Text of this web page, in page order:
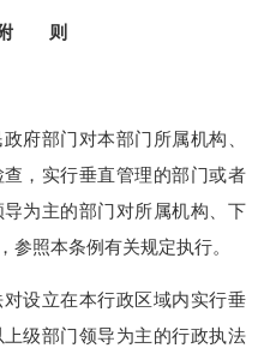
附 则
府部门对本部门所属机构、
，实行垂直管理的部门或者
为主的部门对所属机构、下
参照本条例有关规定执行。
设立在本行政区域内实行垂
级部门领导为主的行政执法